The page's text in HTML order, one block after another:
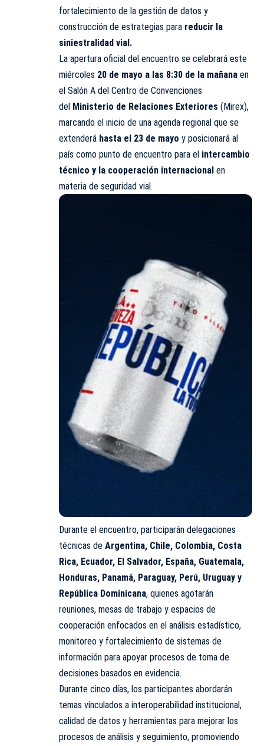
fortalecimiento de la gestión de datos y
construcción de estrategias para reducir la
siniestralidad vial.
La apertura oficial del encuentro se celebrará este
miércoles 20 de mayo a las 8:30 de la mañana en
el Salón A del Centro de Convenciones
del Ministerio de Relaciones Exteriores (Mirex),
marcando el inicio de una agenda regional que se
extenderá hasta el 23 de mayo y posicionará al
país como punto de encuentro para el intercambio
técnico y la cooperación internacional en
materia de seguridad vial.
Durante el encuentro, participarán delegaciones
técnicas de Argentina, Chile, Colombia, Costa
Rica, Ecuador, El Salvador, España, Guatemala,
Honduras, Panamá, Paraguay, Perú, Uruguay y
República Dominicana, quienes agotarán
reuniones, mesas de trabajo y espacios de
cooperación enfocados en el análisis estadístico,
monitoreo y fortalecimiento de sistemas de
información para apoyar procesos de toma de
decisiones basados en evidencia.
Durante cinco días, los participantes abordarán
temas vinculados a interoperabilidad institucional,
calidad de datos y herramientas para mejorar los
procesos de análisis y seguimiento, promoviendo